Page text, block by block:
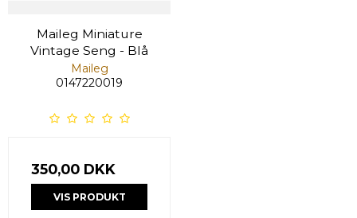
Maileg Miniature
Vintage Seng - Blå
Maileg
0147220019
350,00 DKK
VIS PRODUKT